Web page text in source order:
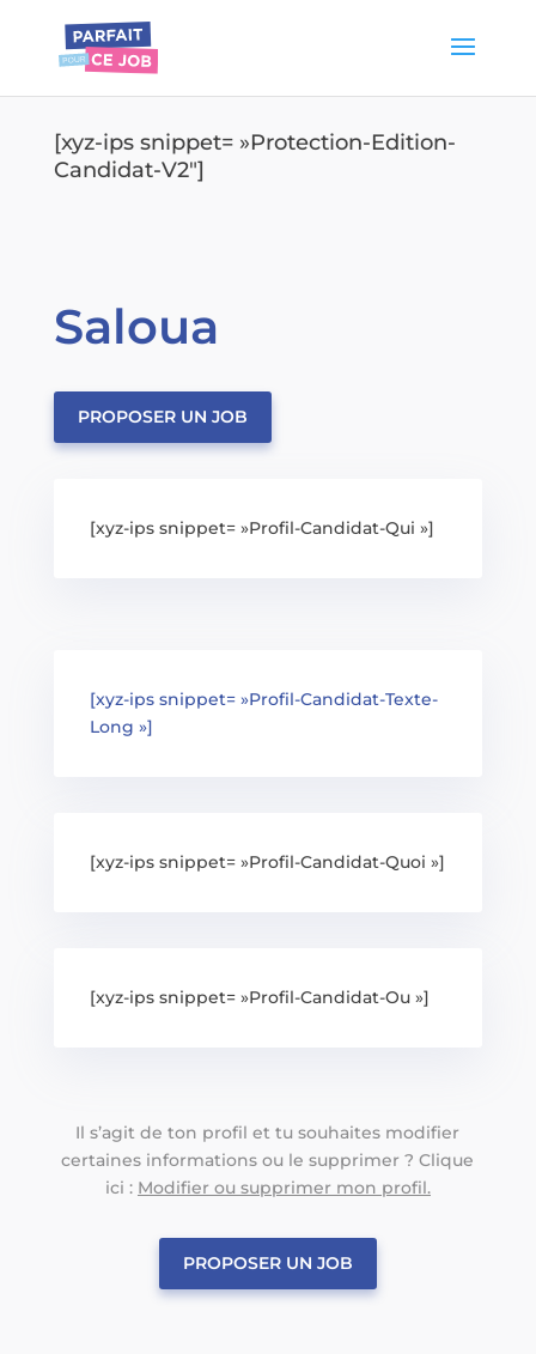
[xyz-ips snippet= »Protection-Edition-
Candidat-V2″]
Saloua
PROPOSER UN JOB
[xyz-ips snippet= »Profil-Candidat-Qui »]
[xyz-ips snippet= »Profil-Candidat-Texte-
Long »]
[xyz-ips snippet= »Profil-Candidat-Quoi »]
[xyz-ips snippet= »Profil-Candidat-Ou »]
Il s’agit de ton profil et tu souhaites modifier
certaines informations ou le supprimer ? Clique
ici : Modifier ou supprimer mon profil.
PROPOSER UN JOB